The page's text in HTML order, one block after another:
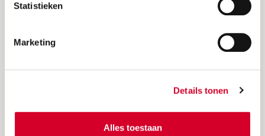
Statistieken
Marketing
Details tonen
Alles toestaan
Hulp & Meer